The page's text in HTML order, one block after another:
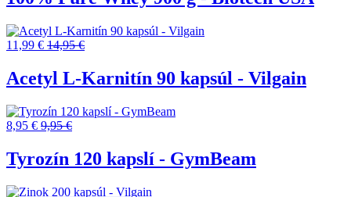
11,99 € 14,95 €
Acetyl L-Karnitín 90 kapsúl - Vilgain
8,95 € 9,95 €
Tyrozín 120 kapslí - GymBeam